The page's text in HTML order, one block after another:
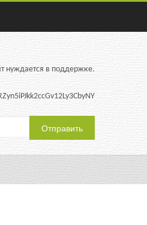
нуждается в поддержке.